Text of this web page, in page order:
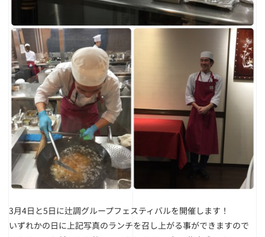
3月4日と5日に辻調グループフェスティバルを開催します！
いずれかの日に上記写真のランチを召し上がる事ができますので